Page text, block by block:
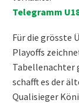
Telegramm
Für die grösste
Playoffs
Tabellenachter
schafft es der
Qualisieger